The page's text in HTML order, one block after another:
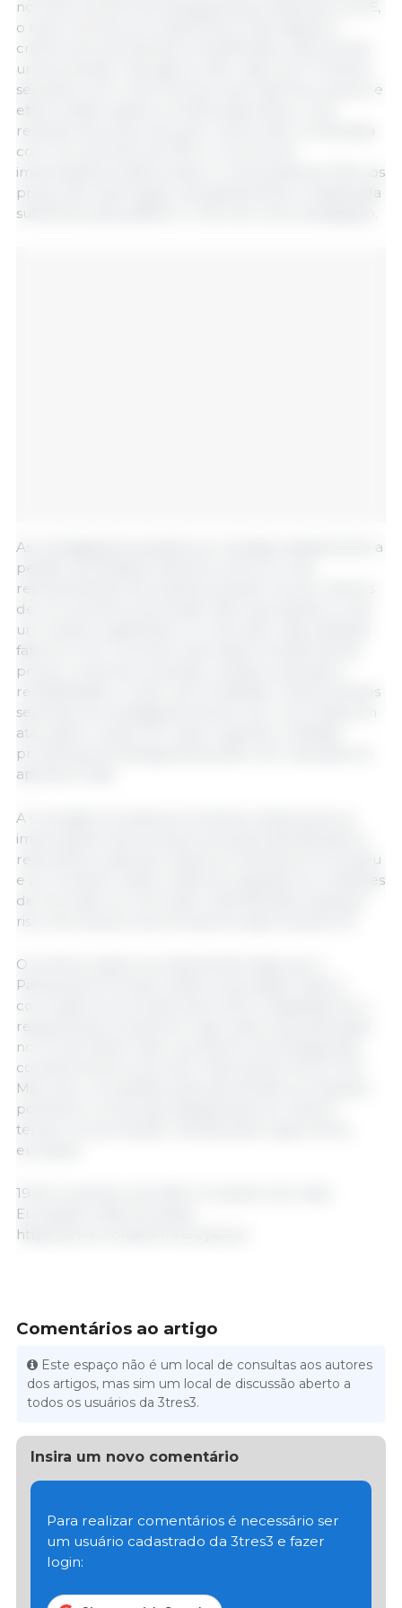
nos instrumentos de salvaguarda já existentes na UE,
o texto introduz procedimentos mais rápidos e
critérios de acionamento simplificados, oferecendo
uma proteção mais ágil ao setor agrícola. Produtos
sensíveis como carne bovina, aves, laticínios, açúcar e
etanol estão sujeitos a limites específicos: uma
redução de preços de pelo menos 10%, combinada
com um aumento de 10% no volume de
importações preferenciais ou uma queda de 10% nos
preços de importação, será geralmente considerada
suficiente para justificar o início de uma investigação.
As investigações poderão ser iniciadas rapidamente a
pedido dos Estados-Membros da UE ou de
representantes da indústria quando houver indícios
de um aumento acentuado das importações ou de
um impacto significativo no mercado. Elas avaliarão
fatores como volumes importados, tendências de
preços, níveis de produção, vendas, emprego e
rentabilidade no setor da UE afetado. Para produtos
sensíveis, as investigações devem ser concluídas em
até quatro meses. Em casos urgentes, medidas
provisórias de salvaguarda podem ser impostas em
apenas 21 dias.
A Comissão Europeia irá monitorar ativamente as
importações dos produtos sensíveis identificados e
reportará a cada seis meses ao Parlamento Europeu
e ao Conselho. Esses relatórios avaliarão as condições
de mercado em evolução e identificarão qualquer
risco de prejuízo aos produtores agrícolas da UE.
O próximo passo procedimental exige que o
Parlamento Europeu adote sua posição. Após a
conclusão do processo pelos dois colegisladores, o
regulamento entrará em vigor após sua publicação
no Jornal Oficial. Esse mecanismo de salvaguarda
complementa os acordos mais amplos entre UE e
Mercosul, concebidos para aprofundar as relações
políticas e comerciais, assegurando ao mesmo
tempo uma proteção robusta para a agricultura
europeia.
19 de novembro de 2025 / Conselho da União
Europeia/ União Europeia.
https://www.consilium.europa.eu/
Comentários ao artigo
Este espaço não é um local de consultas aos autores
dos artigos, mas sim um local de discussão aberto a
todos os usuários da 3tres3.
Insira um novo comentário
Para realizar comentários é necessário ser
um usuário cadastrado da 3tres3 e fazer
login: